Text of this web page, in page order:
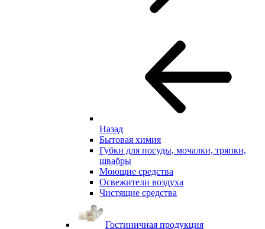
Назад
Бытовая химия
Губки для посуды, мочалки, тряпки,
швабры
Моющие средства
Освежители воздуха
Чистящие средства
Гостиничная продукция